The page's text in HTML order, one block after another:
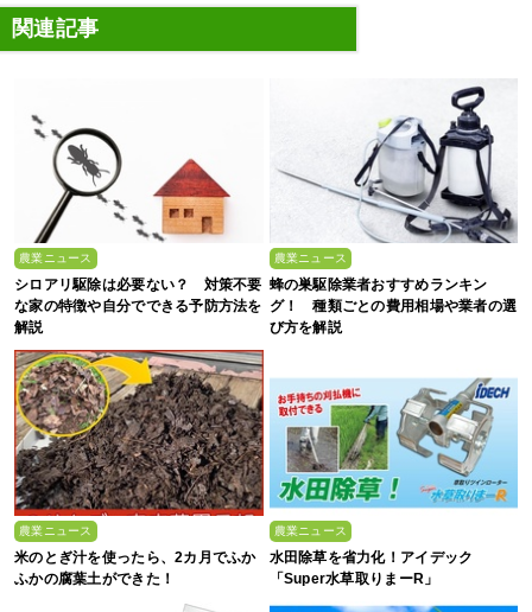
関連記事
農業ニュース
シロアリ駆除は必要ない？ 対策不要
な家の特徴や自分でできる予防方法を
解説
農業ニュース
蜂の巣駆除業者おすすめランキン
グ！ 種類ごとの費用相場や業者の選
び方を解説
農業ニュース
米のとぎ汁を使ったら、2カ月でふか
ふかの腐葉土ができた！
農業ニュース
水田除草を省力化！アイデック
「Super水草取りまーR」